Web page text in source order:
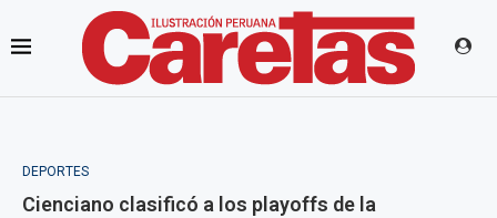
DEPORTES
Cienciano clasificó a los playoffs de la